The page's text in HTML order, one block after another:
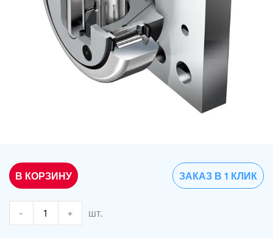
В КОРЗИНУ
- + шт.
ЗАКАЗ В 1 КЛИК